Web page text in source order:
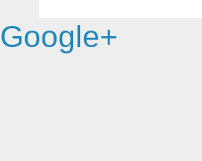
Google+